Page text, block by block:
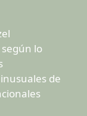
según lo
de